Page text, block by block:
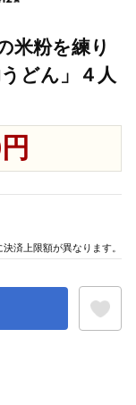
米粉を練り
どん」４人
済上限額が異なります。